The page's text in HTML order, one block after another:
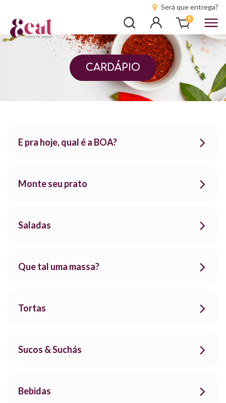
Será que entrega?
Busca
Entrar 0
CARDÁPIO
E pra hoje, qual é a BOA?
Monte seu prato
Saladas
Que tal uma massa?
Tortas
Sucos & Suchás
Bebidas